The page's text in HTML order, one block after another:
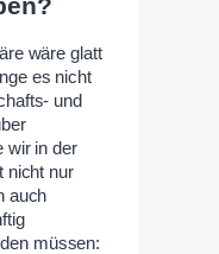
wäre glatt
es nicht
und
wir in der
nicht nur
auch
müssen: